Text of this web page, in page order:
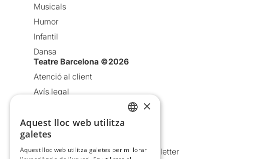
Musicals
Humor
Infantil
Dansa
Teatre Barcelona ©2026
Atenció al client
Avís legal
Política de cookies
Condicions d’ús
Comunicacions comercials i Newsletter
×
Aquest lloc web utilitza
galetes
Aquest lloc web utilitza galetes per millorar